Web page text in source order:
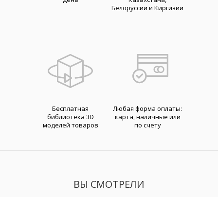
Белоруссии и Киргизии
Бесплатная
библиотека 3D
моделей товаров
Любая форма оплаты:
карта, наличные или
по счету
ВЫ СМОТРЕЛИ